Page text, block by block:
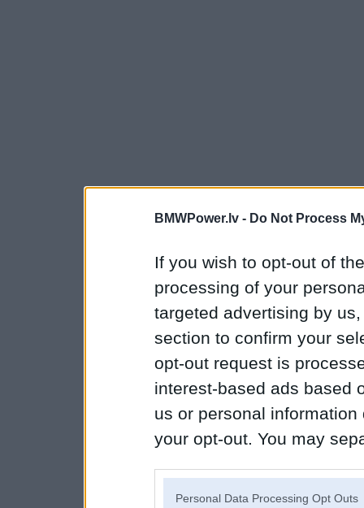
BMWPower.lv - Do Not Process
If you wish to opt-out of
processing of your
targeted advertising by
section to confirm your
opt-out request is
interest-based ads based
us or personal
your opt-out. You may
Personal Data Processing Opt Outs